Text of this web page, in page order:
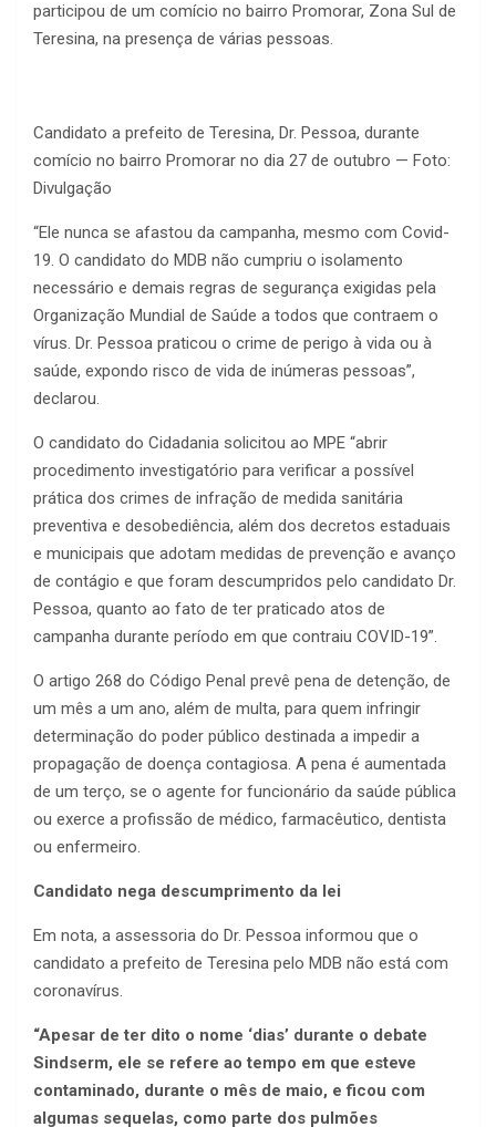
participou de um comício no bairro Promorar, Zona Sul de
Teresina, na presença de várias pessoas.
Candidato a prefeito de Teresina, Dr. Pessoa, durante
comício no bairro Promorar no dia 27 de outubro — Foto:
Divulgação
“Ele nunca se afastou da campanha, mesmo com Covid-
19. O candidato do MDB não cumpriu o isolamento
necessário e demais regras de segurança exigidas pela
Organização Mundial de Saúde a todos que contraem o
vírus. Dr. Pessoa praticou o crime de perigo à vida ou à
saúde, expondo risco de vida de inúmeras pessoas”,
declarou.
O candidato do Cidadania solicitou ao MPE “abrir
procedimento investigatório para verificar a possível
prática dos crimes de infração de medida sanitária
preventiva e desobediência, além dos decretos estaduais
e municipais que adotam medidas de prevenção e avanço
de contágio e que foram descumpridos pelo candidato Dr.
Pessoa, quanto ao fato de ter praticado atos de
campanha durante período em que contraiu COVID-19”.
O artigo 268 do Código Penal prevê pena de detenção, de
um mês a um ano, além de multa, para quem infringir
determinação do poder público destinada a impedir a
propagação de doença contagiosa. A pena é aumentada
de um terço, se o agente for funcionário da saúde pública
ou exerce a profissão de médico, farmacêutico, dentista
ou enfermeiro.
Candidato nega descumprimento da lei
Em nota, a assessoria do Dr. Pessoa informou que o
candidato a prefeito de Teresina pelo MDB não está com
coronavírus.
“Apesar de ter dito o nome ‘dias’ durante o debate
Sindserm, ele se refere ao tempo em que esteve
contaminado, durante o mês de maio, e ficou com
algumas sequelas, como parte dos pulmões